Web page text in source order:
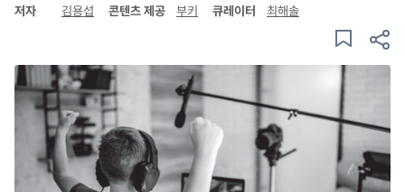
저자 김용섭 콘텐츠 제공 부키 큐레이터 최해솔